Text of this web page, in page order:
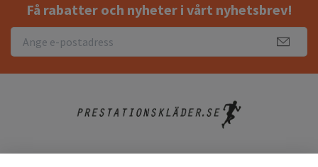
Få rabatter och nyheter i vårt nyhetsbrev!